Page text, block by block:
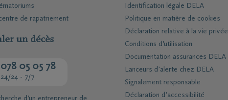
demain
Podcasts
de rapatriement
un décès
078 05 05 78
24/24 - 7/7
Identification légale DELA
Politique en matière de cookies
Déclaration relative à la vie privée
Conditions d'utilisation
Documentation assurances DELA
Lanceurs d'alerte chez DELA
Signalement responsable
Déclaration d’accessibilité